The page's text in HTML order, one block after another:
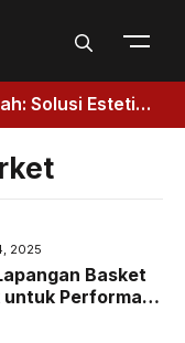
Solusi Estetik
2025
Basket
untuk Performa